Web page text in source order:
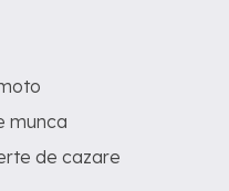
munca
de cazare